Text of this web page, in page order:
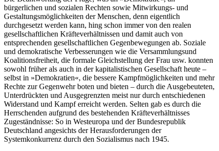
bürgerlichen und sozialen Rechten sowie Mitwirkungs- und
Gestaltungsmöglichkeiten der Menschen, denn eigentlich
durchgesetzt werden kann, hing schon immer von den realen
gesellschaftlichen Kräfteverhältnissen und damit auch von
entsprechenden gesellschaftlichen Gegenbewegungen ab. Soziale
und demokratische Verbesserungen wie die Versammlungsund
Koalitionsfreiheit, die formale Gleichstellung der Frau usw. konnten
sowohl früher als auch in der kapitalistischen Gesellschaft heute –
selbst in »Demokratien«, die bessere Kampfmöglichkeiten und mehr
Rechte zur Gegenwehr boten und bieten – durch die Ausgebeuteten,
Unterdrückten und Ausgegrenzten meist nur durch entschiedenen
Widerstand und Kampf erreicht werden. Selten gab es durch die
Herrschenden aufgrund des bestehenden Kräfteverhältnisses
Zugeständnisse: So in Westeuropa und der Bundesrepublik
Deutschland angesichts der Herausforderungen der
Systemkonkurrenz durch den Sozialismus nach 1945.